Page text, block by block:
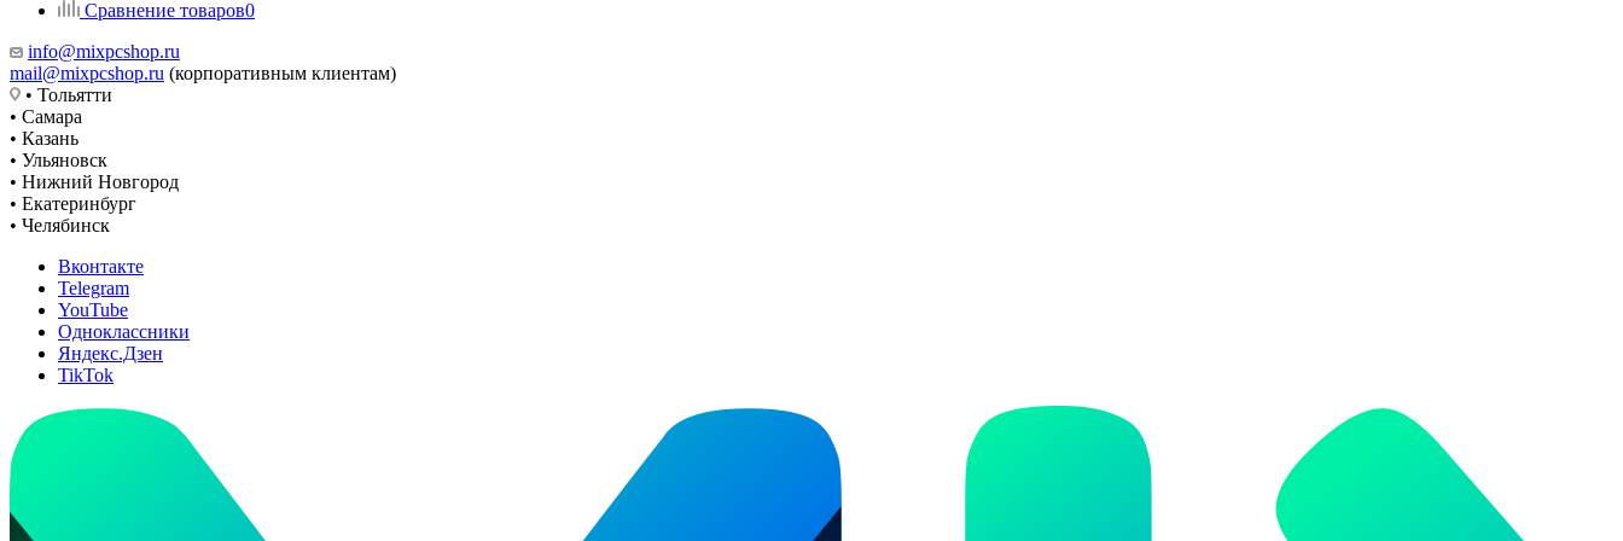
Сравнение товаров0
info@mixpcshop.ru
mail@mixpcshop.ru (корпоративным клиентам)
• Тольятти
• Самара
• Казань
• Ульяновск
• Нижний Новгород
• Екатеринбург
• Челябинск
Вконтакте
Telegram
YouTube
Одноклассники
Яндекс.Дзен
TikTok